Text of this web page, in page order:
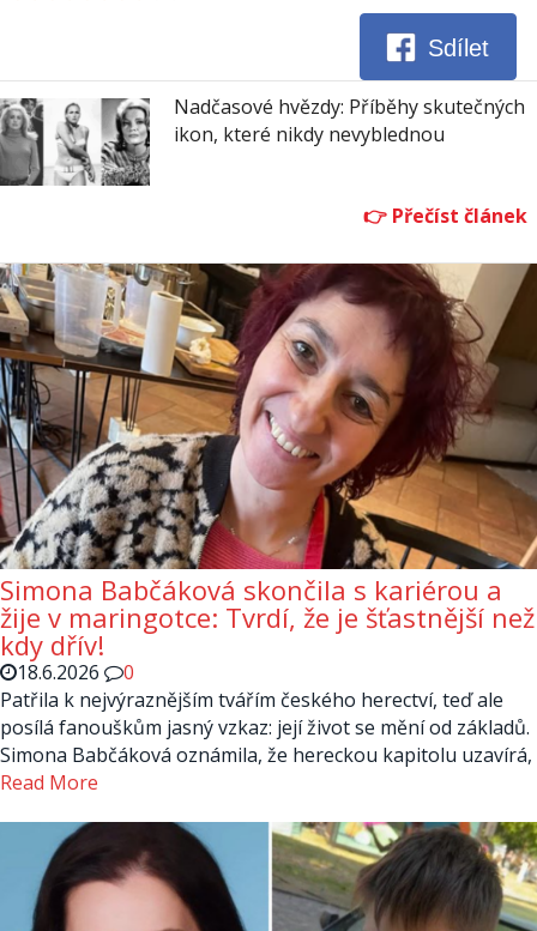
Sdílet
Nadčasové hvězdy: Příběhy skutečných
ikon, které nikdy nevyblednou
Simona Babčáková skončila s kariérou a
žije v maringotce: Tvrdí, že je šťastnější než
kdy dřív!
18.6.2026
0
Patřila k nejvýraznějším tvářím českého herectví, teď ale
posílá fanouškům jasný vzkaz: její život se mění od základů.
Simona Babčáková oznámila, že hereckou kapitolu uzavírá,
Read More